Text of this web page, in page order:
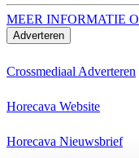
MEER INFORMATIE
Adverteren
Crossmediaal Adverteren
Horecava Website
Horecava Nieuwsbrief